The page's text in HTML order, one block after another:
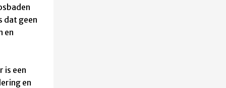
dat geen
en
is een
en